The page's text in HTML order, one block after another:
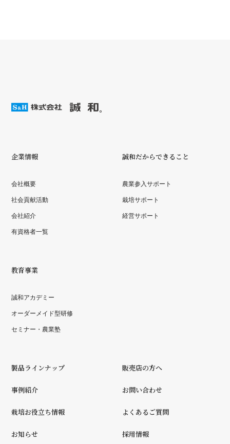
企業情報
会社概要
社会貢献活動
会社紹介
有資格者一覧
誠和だからできること
農業参入サポート
栽培サポート
経営サポート
教育事業
誠和アカデミー
オーダーメイド型研修
セミナー・農業塾
製品ラインナップ
事例紹介
栽培お役立ち情報
お知らせ
販売店の方へ
お問い合わせ
よくあるご質問
採用情報